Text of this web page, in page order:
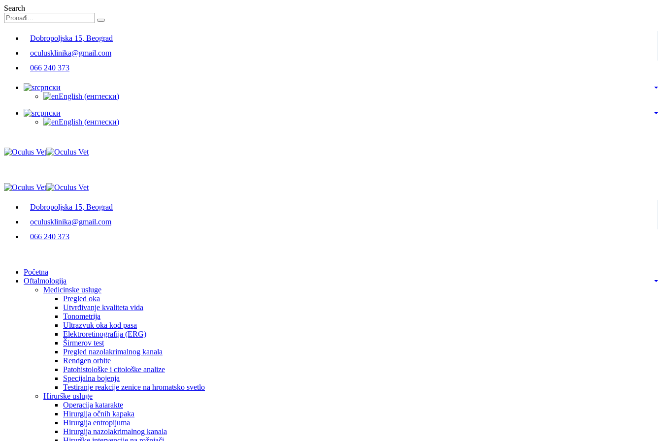
Search
Dobropoljska 15, Beograd
oculusklinika@gmail.com
066 240 373
српски
English (енглески)
српски
English (енглески)
Dobropoljska 15, Beograd
oculusklinika@gmail.com
066 240 373
Početna
Oftalmologija
Medicinske usluge
Pregled oka
Utvrđivanje kvaliteta vida
Tonometrija
Ultrazvuk oka kod pasa
Elektroretinografija (ERG)
Širmerov test
Pregled nazolakrimalnog kanala
Rendgen orbite
Patohistološke i citološke analize
Specijalna bojenja
Testiranje reakcije zenice na hromatsko svetlo
Hirurške usluge
Operacija katarakte
Hirurgija očnih kapaka
Hirurgija entropijuma
Hirurgija nazolakrimalnog kanala